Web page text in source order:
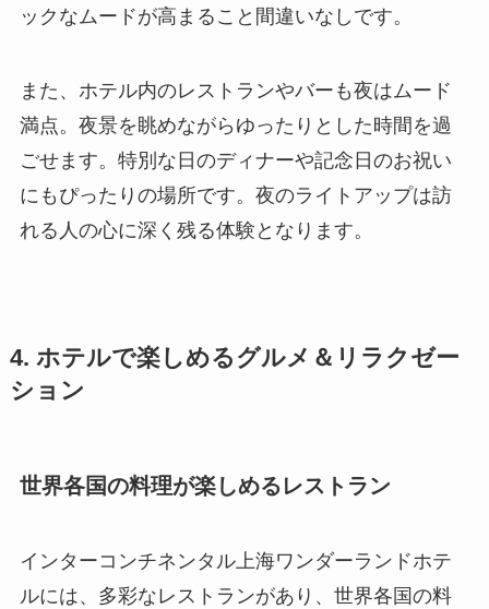
ックなムードが高まること間違いなしです。
また、ホテル内のレストランやバーも夜はムード
満点。夜景を眺めながらゆったりとした時間を過
ごせます。特別な日のディナーや記念日のお祝い
にもぴったりの場所です。夜のライトアップは訪
れる人の心に深く残る体験となります。
4. ホテルで楽しめるグルメ＆リラクゼー
ション
世界各国の料理が楽しめるレストラン
インターコンチネンタル上海ワンダーランドホテ
ルには、多彩なレストランがあり、世界各国の料